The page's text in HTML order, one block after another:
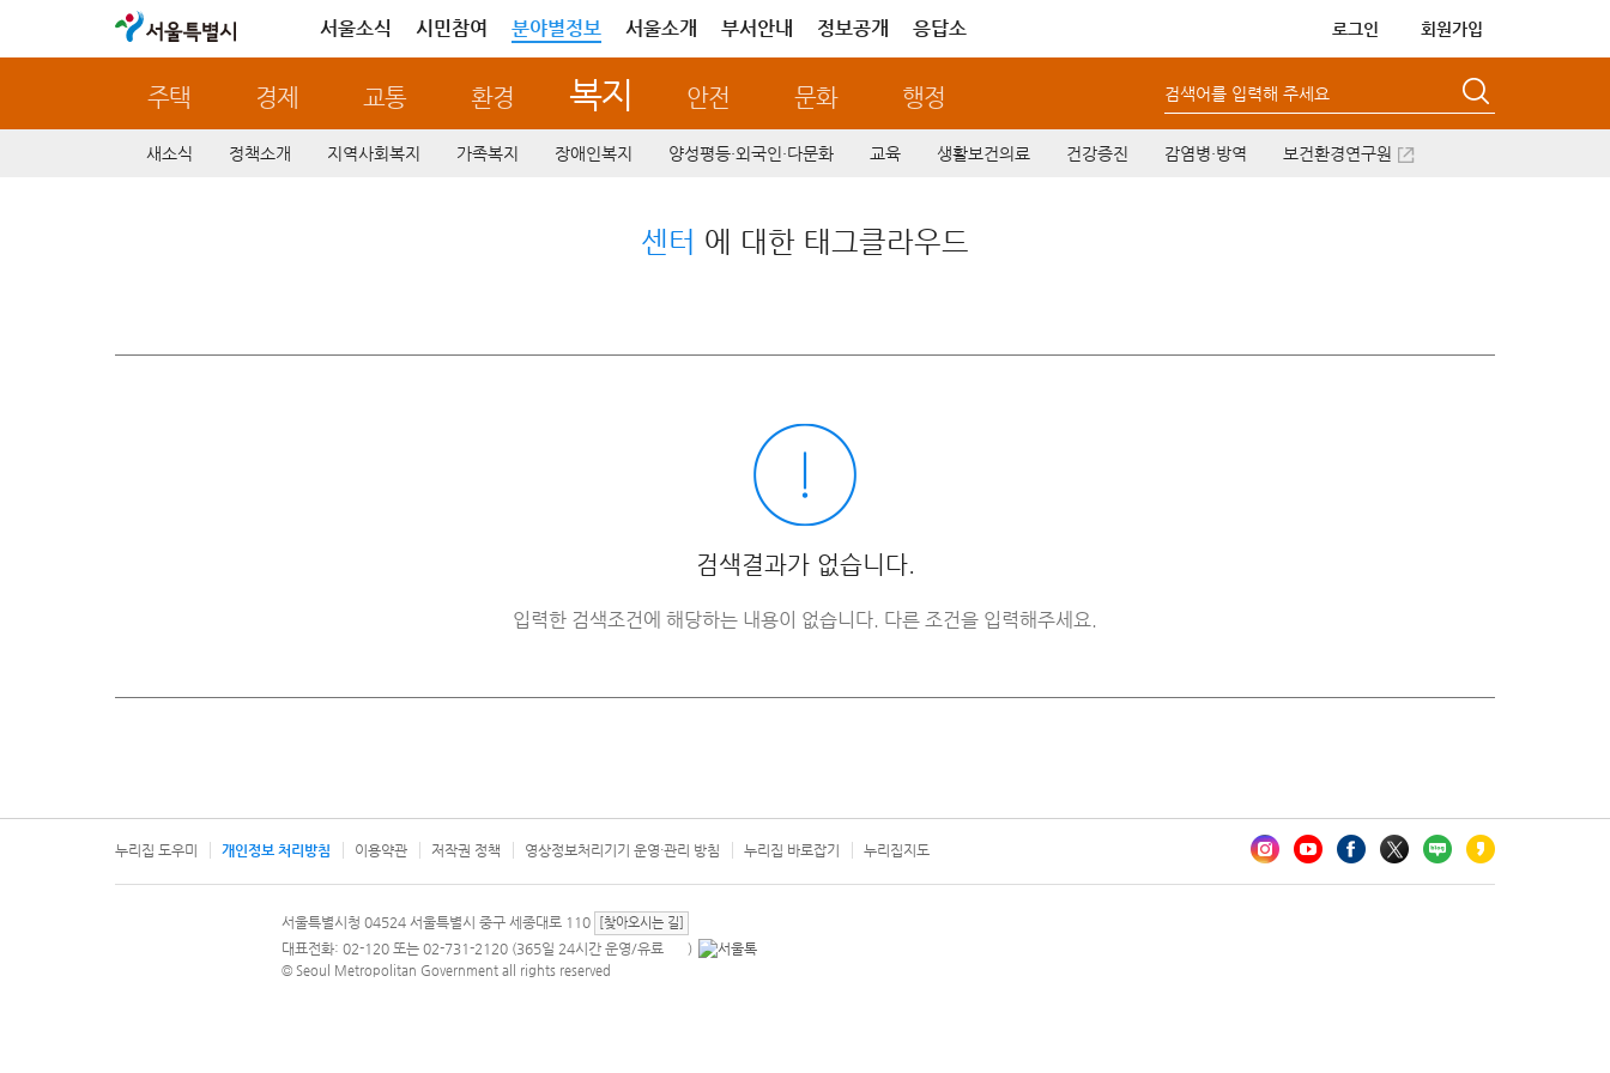
서울특별시 서울소식 시민참여 분야별정보 서울소개 부서안내 정보공개 응답소 로그인 회원가입
주택 경제 교통 환경 복지 안전 문화 행정 검색어를 입력해 주세요
새소식 정책소개 지역사회복지 가족복지 장애인복지 양성평등·외국인·다문화 교육 생활보건의료 건강증진 감염병·방역 보건환경연구원
센터 에 대한 태그클라우드
검색결과가 없습니다.
입력한 검색조건에 해당하는 내용이 없습니다. 다른 조건을 입력해주세요.
누리집 도우미 개인정보 처리방침 이용약관 저작권 정책 영상정보처리기기 운영·관리 방침 누리집 바로잡기 누리집지도
문의 전화번호 120, 120 다산콜재단
서울특별시청 04524 서울특별시 중구 세종대로 110 [찾아오시는 길]
대표전화: 02-120 또는 02-731-2120 (365일 24시간 운영/유료 안내팝업 열기
)
© Seoul Metropolitan Government all rights reserved